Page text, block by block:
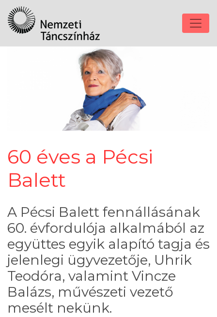
60 éves a Pécsi
Balett
A Pécsi Balett fennállásának
60. évfordulója alkalmából az
együttes egyik alapító tagja és
jelenlegi ügyvezetője, Uhrik
Teodóra, valamint Vincze
Balázs, művészeti vezető
mesélt nekünk.